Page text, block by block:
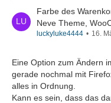
Farbe des
Neve Theme,
luckyluke4444 16.
Eine Option zum Ändern
gerade nochmal mit
alles in Ordnung.
Kann es sein, dass das